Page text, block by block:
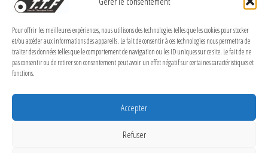
Pour offrir les meilleures expériences, nous utilisons des technologies telles que les cookies pour stocker
et/ou accéder aux informations des appareils. Le fait de consentir à ces technologies nous permettra de
traiter des données telles que le comportement de navigation ou les ID uniques sur ce site. Le fait de ne
pas consentir ou de retirer son consentement peut avoir un effet négatif sur certaines caractéristiques et
fonctions.
Accepter
Refuser
MENTIONS LÉGALES
Politique de confidentialité
Conditions Générales de Vente